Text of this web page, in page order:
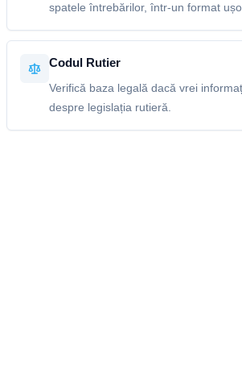
spatele întrebărilor, într-un format
Codul Rutier
Verifică baza legală dacă vrei
despre legislația rutieră.